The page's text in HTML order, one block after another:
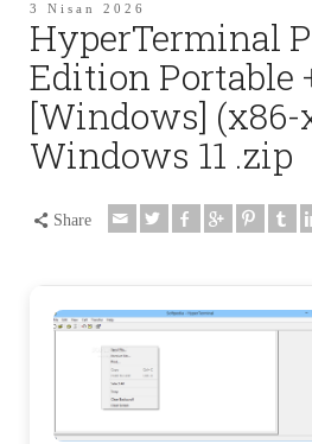
3 Nisan 2026
HyperTerminal
Edition Portable
[Windows] (x86-
Windows 11 .zip
Share